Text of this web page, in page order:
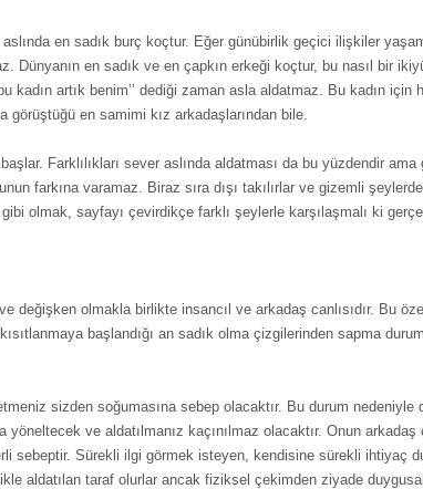
en sadık burç koçtur. Eğer günübirlik geçici ilişkiler
Dünyanın en sadık ve en çapkın erkeği koçtur, bu nasıl bir
kadın artık benim’’ dediği zaman asla aldatmaz. Bu kadın için
en samimi kız arkadaşlarından bile.
Farklılıkları sever aslında aldatması da bu yüzdendir ama
farkına varamaz. Biraz sıra dışı takılırlar ve gizemli
olmak, sayfayı çevirdikçe farklı şeylerle karşılaşmalı ki
değişken olmakla birlikte insancıl ve arkadaş canlısıdır. Bu
başlandığı an sadık olma çizgilerinden sapma
sizden soğumasına sebep olacaktır. Bu durum nedeniyle
ve aldatılmanız kaçınılmaz olacaktır. Onun arkadaş
sebeptir. Sürekli ilgi görmek isteyen, kendisine sürekli ihtiyaç
aldatılan taraf olurlar ancak fiziksel çekimden ziyade